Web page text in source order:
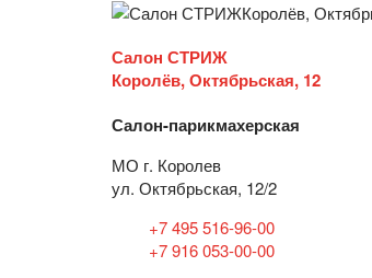
Салон СТРИЖ
Королёв, Октябрьская, 12
Салон-парикмахерская
МО г. Королев
ул. Октябрьская, 12/2
+7 495 516-96-00
+7 916 053-00-00